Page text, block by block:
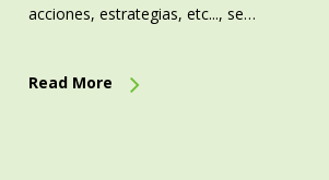
acciones, estrategias, etc..., se…
Read More